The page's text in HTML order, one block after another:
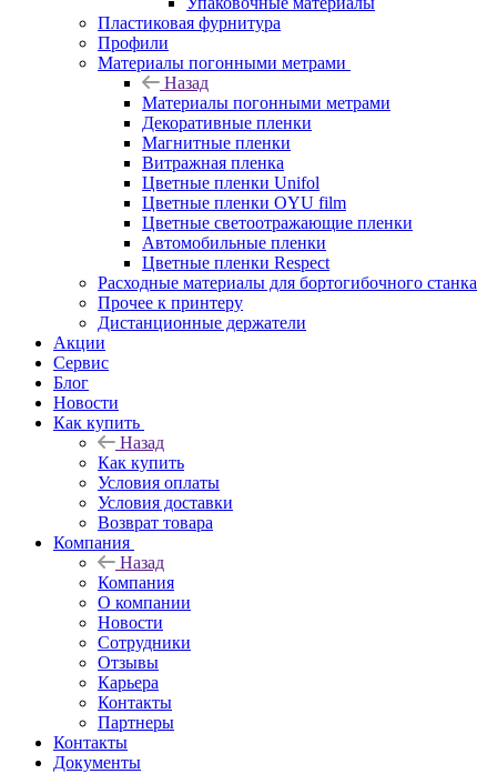
Пластиковая фурнитура
Профили
Материалы погонными метрами
Назад
Материалы погонными метрами
Декоративные пленки
Магнитные пленки
Витражная пленка
Цветные пленки Unifol
Цветные пленки OYU film
Цветные светоотражающие пленки
Автомобильные пленки
Цветные пленки Respect
Расходные материалы для бортогибочного станка
Прочее к принтеру
Дистанционные держатели
Акции
Сервис
Блог
Новости
Как купить
Назад
Как купить
Условия оплаты
Условия доставки
Возврат товара
Компания
Назад
Компания
О компании
Новости
Сотрудники
Отзывы
Карьера
Контакты
Партнеры
Контакты
Документы